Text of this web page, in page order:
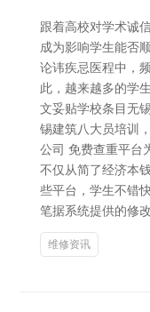
跟着高校对学术诚
成为影响学生能否
论讳疾忌医程中，
此，越来越多的学
文妥贴学校条目无
锡建筑八大员培训
公司 免费查重平台
不仅从简了经济本
些平台，学生不错
笔据系统提供的修
维修资讯